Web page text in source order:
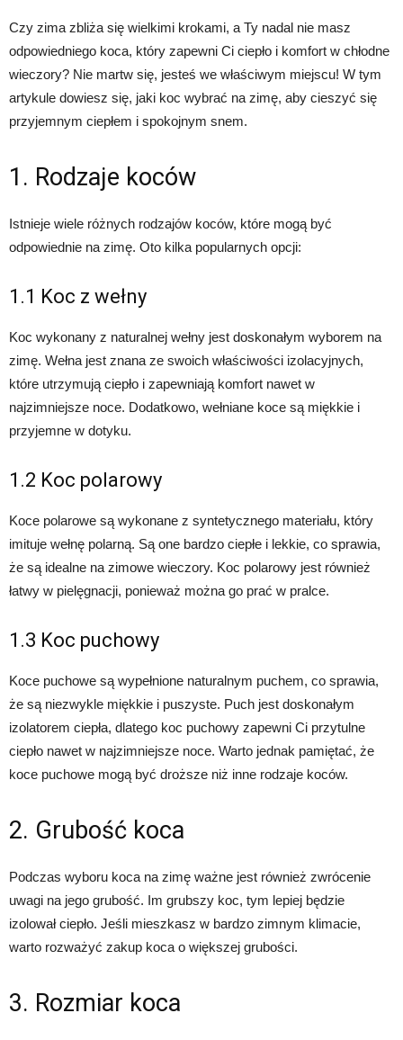
Czy zima zbliża się wielkimi krokami, a Ty nadal nie masz
odpowiedniego koca, który zapewni Ci ciepło i komfort w chłodne
wieczory? Nie martw się, jesteś we właściwym miejscu! W tym
artykule dowiesz się, jaki koc wybrać na zimę, aby cieszyć się
przyjemnym ciepłem i spokojnym snem.
1. Rodzaje koców
Istnieje wiele różnych rodzajów koców, które mogą być
odpowiednie na zimę. Oto kilka popularnych opcji:
1.1 Koc z wełny
Koc wykonany z naturalnej wełny jest doskonałym wyborem na
zimę. Wełna jest znana ze swoich właściwości izolacyjnych,
które utrzymują ciepło i zapewniają komfort nawet w
najzimniejsze noce. Dodatkowo, wełniane koce są miękkie i
przyjemne w dotyku.
1.2 Koc polarowy
Koce polarowe są wykonane z syntetycznego materiału, który
imituje wełnę polarną. Są one bardzo ciepłe i lekkie, co sprawia,
że są idealne na zimowe wieczory. Koc polarowy jest również
łatwy w pielęgnacji, ponieważ można go prać w pralce.
1.3 Koc puchowy
Koce puchowe są wypełnione naturalnym puchem, co sprawia,
że są niezwykle miękkie i puszyste. Puch jest doskonałym
izolatorem ciepła, dlatego koc puchowy zapewni Ci przytulne
ciepło nawet w najzimniejsze noce. Warto jednak pamiętać, że
koce puchowe mogą być droższe niż inne rodzaje koców.
2. Grubość koca
Podczas wyboru koca na zimę ważne jest również zwrócenie
uwagi na jego grubość. Im grubszy koc, tym lepiej będzie
izolował ciepło. Jeśli mieszkasz w bardzo zimnym klimacie,
warto rozważyć zakup koca o większej grubości.
3. Rozmiar koca